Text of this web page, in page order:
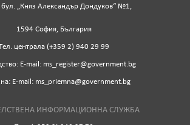
„Княз Александър Дондуков“ №1,
1594 София, България
централа (+359 2) 940 29 99
Е-mail: ms_register@government.bg
Е-mail: ms_priemna@government.bg
ИНФОРМАЦИОННА СЛУЖБА